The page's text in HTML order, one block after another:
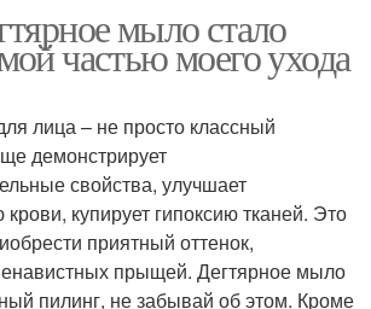
мыло стало
частью моего ухода
лица – не просто классный
демонстрирует
свойства, улучшает
купирует гипоксию тканей. Это
приятный оттенок,
прыщей. Дегтярное мыло
пилинг, не забывай об этом. Кроме